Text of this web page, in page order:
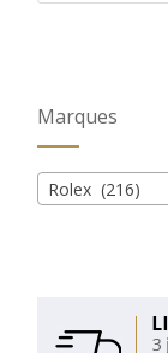
Marques
Rolex (216)